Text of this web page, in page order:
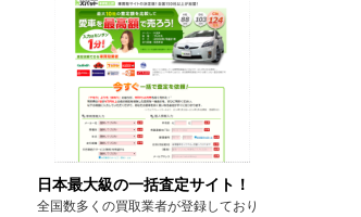
日本最大級の一括査定サイト！
全国数多くの買取業者が登録しており